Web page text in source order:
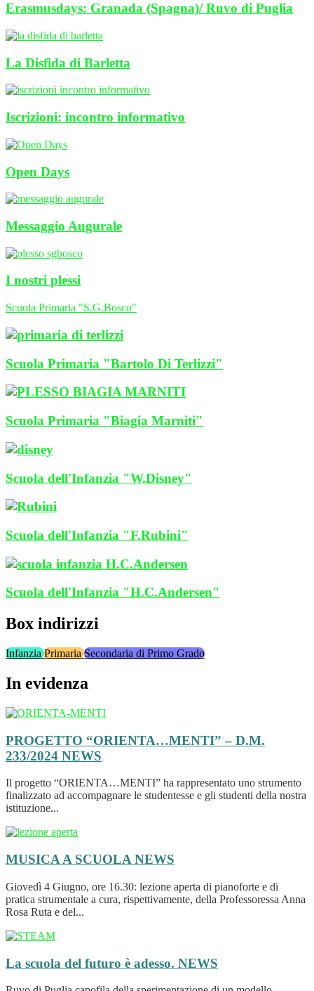
Erasmusdays: Granada (Spagna)/ Ruvo di Puglia
La Disfida di Barletta
Iscrizioni: incontro informativo
Open Days
Messaggio Augurale
I nostri plessi
Scuola Primaria "S.G.Bosco"
Scuola Primaria "Bartolo Di Terlizzi"
Scuola Primaria "Biagia Marniti"
Scuola dell'Infanzia "W.Disney"
Scuola dell'Infanzia "F.Rubini"
Scuola dell'Infanzia "H.C.Andersen"
Box indirizzi
InfanziaPrimariaSecondaria di Primo Grado
In evidenza
PROGETTO “ORIENTA…MENTI” – D.M.
233/2024 NEWS
Il progetto “ORIENTA…MENTI” ha rappresentato uno strumento
finalizzato ad accompagnare le studentesse e gli studenti della nostra
istituzione...
MUSICA A SCUOLA NEWS
Giovedì 4 Giugno, ore 16.30: lezione aperta di pianoforte e di
pratica strumentale a cura, rispettivamente, della Professoressa Anna
Rosa Ruta e del...
La scuola del futuro è adesso. NEWS